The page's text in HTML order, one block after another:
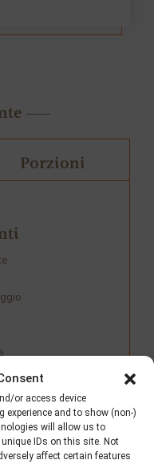
or access device
and to show (non-)
will allow us to
IDs on this site. Not
affect certain features
Porzioni